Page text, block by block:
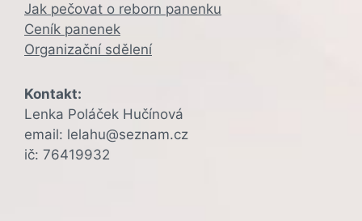
Jak pečovat o reborn panenku
Ceník panenek
Organizační sdělení
Kontakt:
Lenka Poláček Hučínová
email: lelahu@seznam.cz
ič: 76419932